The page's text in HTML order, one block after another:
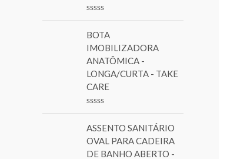
5
0
t
o
5
t
e
d
0
o
u
t
o
BOTA
IMOBILIZADORA
ANATÔMICA -
LONGA/CURTA - TAKE
CARE
t
e
d
ASSENTO SANITÁRIO
OVAL PARA CADEIRA
DE BANHO ABERTO -